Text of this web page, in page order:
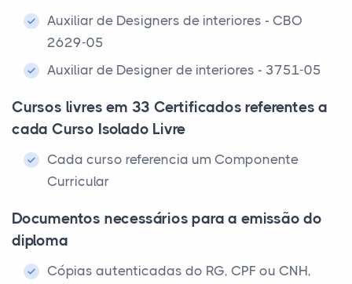
Auxiliar de Designers de interiores - CBO
2629-05
Auxiliar de Designer de interiores - 3751-05
Cursos livres em 33 Certificados referentes a
cada Curso Isolado Livre
Cada curso referencia um Componente
Curricular
Documentos necessários para a emissão do
diploma
Cópias autenticadas do RG, CPF ou CNH,